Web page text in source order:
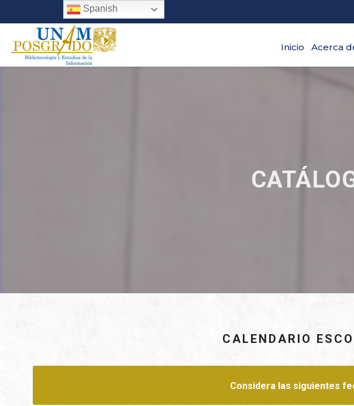
Inicio Acerca
CALENDARIO
Considera las siguientes
Spanish